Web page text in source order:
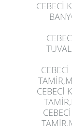
CEBECİ
CEBECİ